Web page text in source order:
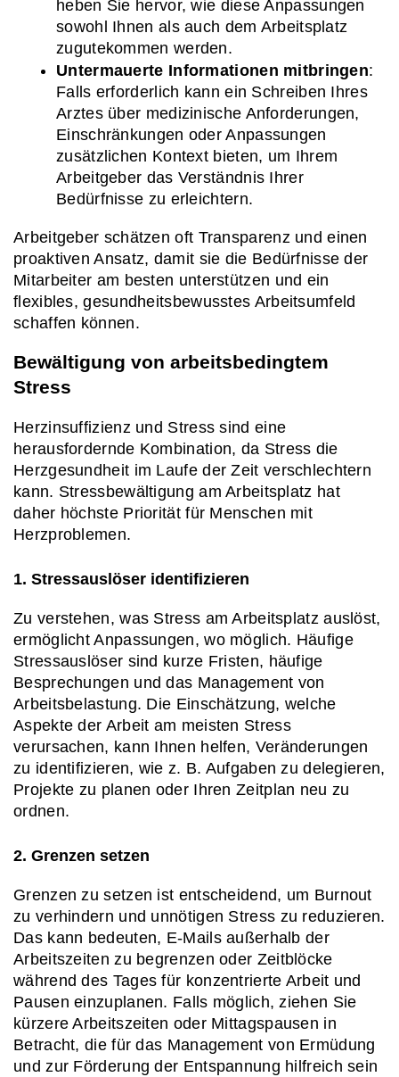
heben Sie hervor, wie diese Anpassungen
sowohl Ihnen als auch dem Arbeitsplatz
zugutekommen werden.
Untermauerte Informationen mitbringen:
Falls erforderlich kann ein Schreiben Ihres
Arztes über medizinische Anforderungen,
Einschränkungen oder Anpassungen
zusätzlichen Kontext bieten, um Ihrem
Arbeitgeber das Verständnis Ihrer
Bedürfnisse zu erleichtern.
Arbeitgeber schätzen oft Transparenz und einen
proaktiven Ansatz, damit sie die Bedürfnisse der
Mitarbeiter am besten unterstützen und ein
flexibles, gesundheitsbewusstes Arbeitsumfeld
schaffen können.
Bewältigung von arbeitsbedingtem
Stress
Herzinsuffizienz und Stress sind eine
herausfordernde Kombination, da Stress die
Herzgesundheit im Laufe der Zeit verschlechtern
kann. Stressbewältigung am Arbeitsplatz hat
daher höchste Priorität für Menschen mit
Herzproblemen.
1. Stressauslöser identifizieren
Zu verstehen, was Stress am Arbeitsplatz auslöst,
ermöglicht Anpassungen, wo möglich. Häufige
Stressauslöser sind kurze Fristen, häufige
Besprechungen und das Management von
Arbeitsbelastung. Die Einschätzung, welche
Aspekte der Arbeit am meisten Stress
verursachen, kann Ihnen helfen, Veränderungen
zu identifizieren, wie z. B. Aufgaben zu delegieren,
Projekte zu planen oder Ihren Zeitplan neu zu
ordnen.
2. Grenzen setzen
Grenzen zu setzen ist entscheidend, um Burnout
zu verhindern und unnötigen Stress zu reduzieren.
Das kann bedeuten, E-Mails außerhalb der
Arbeitszeiten zu begrenzen oder Zeitblöcke
während des Tages für konzentrierte Arbeit und
Pausen einzuplanen. Falls möglich, ziehen Sie
kürzere Arbeitszeiten oder Mittagspausen in
Betracht, die für das Management von Ermüdung
und zur Förderung der Entspannung hilfreich sein